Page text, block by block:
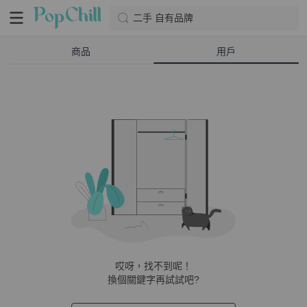
二手 自有品牌
商品 用戶
哎呀，找不到呢！
換個關鍵字再試試吧?